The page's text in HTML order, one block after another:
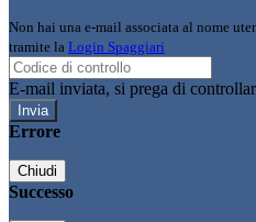
Non hai una e-mail associata al nome
tramite la Login Spaggiari
E-mail inviata, si prega di
Errore
Chiudi
Successo